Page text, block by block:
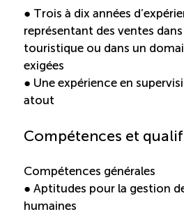
● Trois à dix années
représentant des ventes
touristique ou dans un
exigées
● Une expérience en
atout
Compétences et
Compétences générales
● Aptitudes pour la gestion
humaines